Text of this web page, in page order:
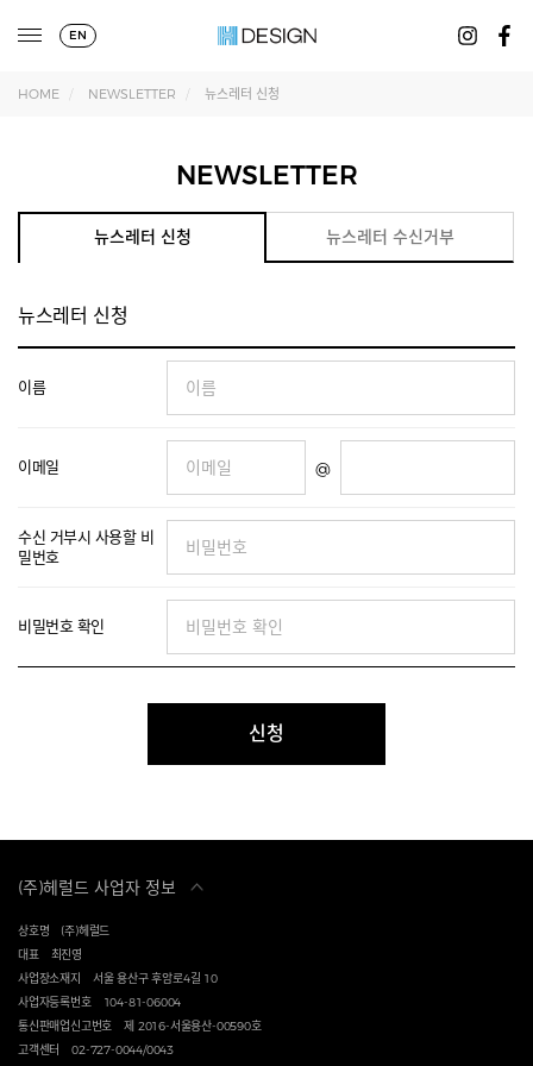
EN
HOME NEWSLETTER 뉴스레터 신청
NEWSLETTER
뉴스레터 신청 뉴스레터 수신거부
뉴스레터 신청
이름
이메일 @
수신 거부시 사용할 비
밀번호
비밀번호 확인
신청
(주)헤럴드 사업자 정보
상호명
(주)헤럴드
대표
최진영
사업장소재지
서울 용산구 후암로4길 10
사업자등록번호
104-81-06004
통신판매업신고번호
제 2016-서울용산-00590호
고객센터
02-727-0044/0043